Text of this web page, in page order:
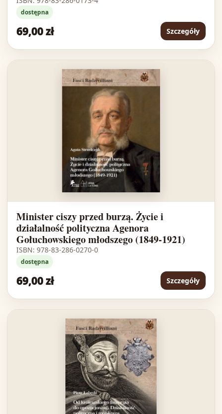
dostępna
69,00 zł Szczegóły
Minister ciszy przed burzą. Życie i
działalność polityczna Agenora
Gołuchowskiego młodszego (1849-1921)
ISBN: 978-83-286-0270-0
dostępna
69,00 zł Szczegóły